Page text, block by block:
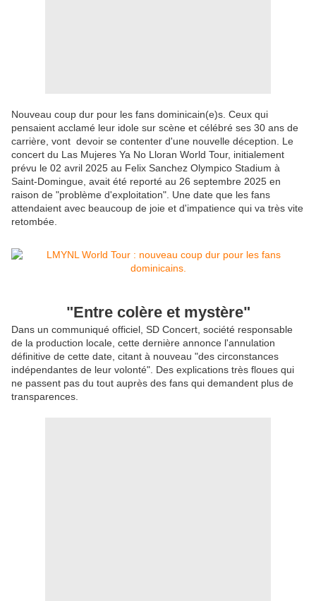
Nouveau coup dur pour les fans dominicain(e)s. Ceux qui
pensaient acclamé leur idole sur scène et célébré ses 30 ans de
carrière, vont devoir se contenter d'une nouvelle déception. Le
concert du Las Mujeres Ya No Lloran World Tour, initialement
prévu le 02 avril 2025 au Felix Sanchez Olympico Stadium à
Saint-Domingue, avait été reporté au 26 septembre 2025 en
raison de "problème d'exploitation". Une date que les fans
attendaient avec beaucoup de joie et d'impatience qui va très vite
retombée.
"Entre colère et mystère"
Dans un communiqué officiel, SD Concert, société responsable
de la production locale, cette dernière annonce l'annulation
définitive de cette date, citant à nouveau "des circonstances
indépendantes de leur volonté". Des explications très floues qui
ne passent pas du tout auprès des fans qui demandent plus de
transparences.